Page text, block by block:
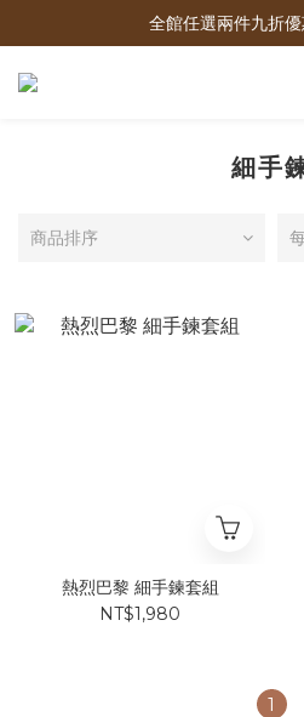
🌟 新加入會員贈
全館任選兩件九折
🌟 新加入會員贈
細手
商品排序
熱烈巴黎 細手鍊套組
NT$1,980
1